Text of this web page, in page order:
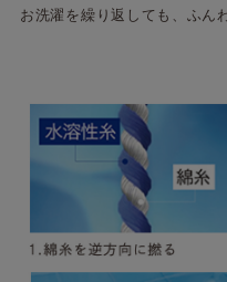
お洗濯を繰り返しても、ふん